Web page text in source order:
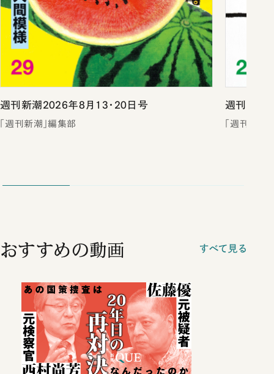
週刊新潮2026年8月13・20日号
「週刊新潮」編集部
週刊新潮
「週刊新潮
おすすめの動画 すべて見る